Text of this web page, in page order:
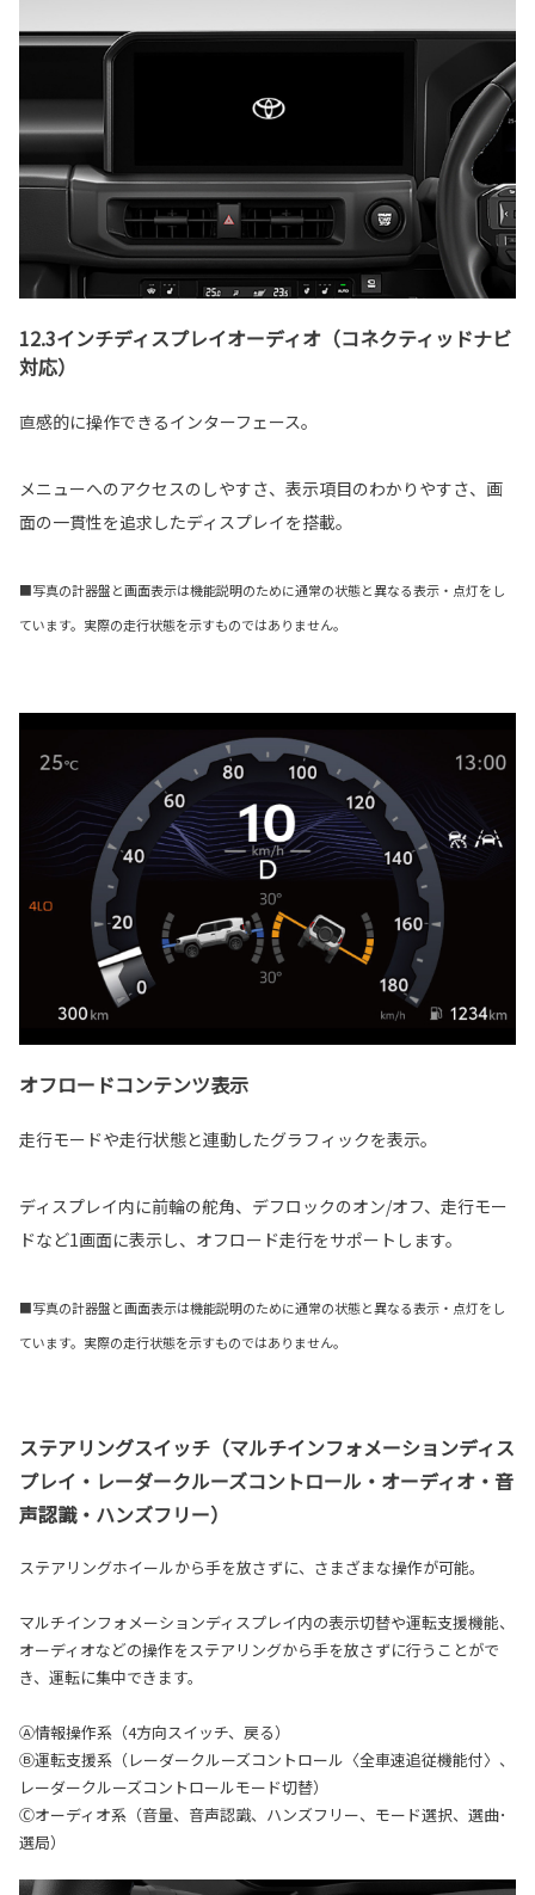
12.3インチディスプレイオーディオ（コネクティッドナビ
対応）
直感的に操作できるインターフェース。
メニューへのアクセスのしやすさ、表示項目のわかりやすさ、画
面の一貫性を追求したディスプレイを搭載。
■写真の計器盤と画面表示は機能説明のために通常の状態と異なる表示・点灯をし
ています。実際の走行状態を示すものではありません。
オフロードコンテンツ表示
走行モードや走行状態と連動したグラフィックを表示。
ディスプレイ内に前輪の舵角、デフロックのオン/オフ、走行モー
ドなど1画面に表示し、オフロード走行をサポートします。
■写真の計器盤と画面表示は機能説明のために通常の状態と異なる表示・点灯をし
ています。実際の走行状態を示すものではありません。
ステアリングスイッチ（マルチインフォメーションディス
プレイ・レーダークルーズコントロール・オーディオ・音
声認識・ハンズフリー）
ステアリングホイールから手を放さずに、さまざまな操作が可能。
マルチインフォメーションディスプレイ内の表示切替や運転支援機能、
オーディオなどの操作をステアリングから手を放さずに行うことがで
き、運転に集中できます。
Ⓐ情報操作系（4方向スイッチ、戻る）
Ⓑ運転支援系（レーダークルーズコントロール〈全車速追従機能付〉、
レーダークルーズコントロールモード切替）
Ⓒオーディオ系（音量、音声認識、ハンズフリー、モード選択、選曲･
選局）